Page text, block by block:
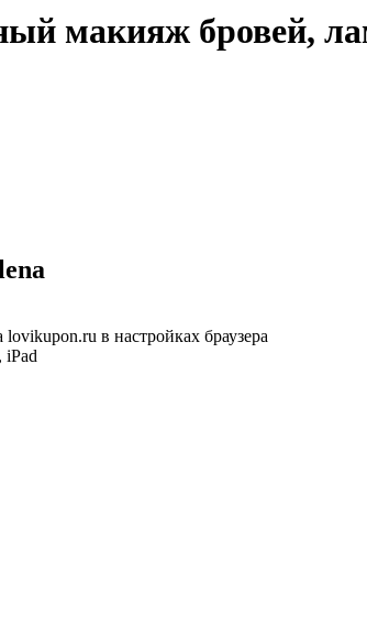
макияж бровей,
в настройках браузера
iPad